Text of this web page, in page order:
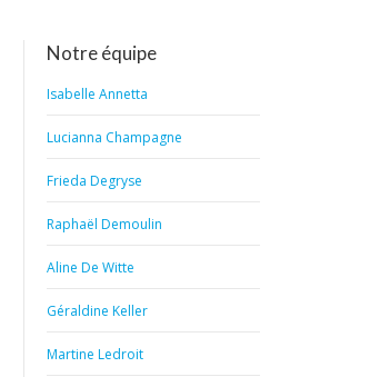
Notre équipe
Isabelle Annetta
Lucianna Champagne
Frieda Degryse
Raphaël Demoulin
Aline De Witte
Géraldine Keller
Martine Ledroit